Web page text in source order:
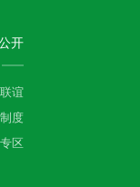
开
谊
度
区